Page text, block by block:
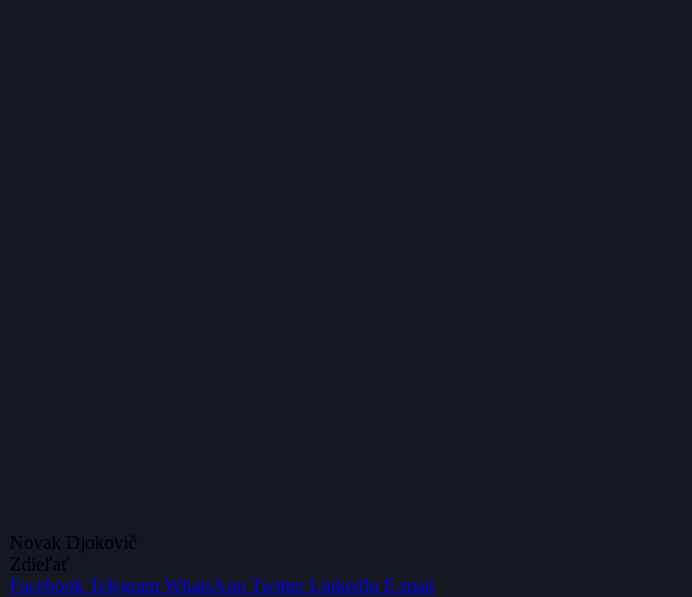
Novak Djokovič
Zdieľať
Facebook Telegram WhatsApp Twitter LinkedIn E-mail